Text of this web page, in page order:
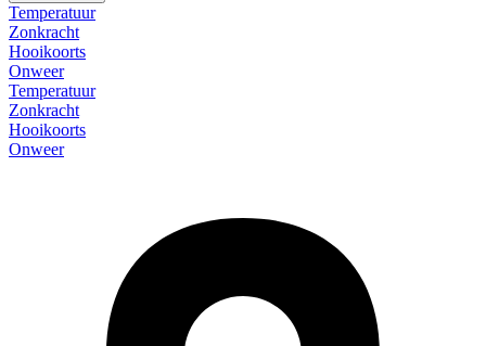
Temperatuur
Zonkracht
Hooikoorts
Onweer
Temperatuur
Zonkracht
Hooikoorts
Onweer